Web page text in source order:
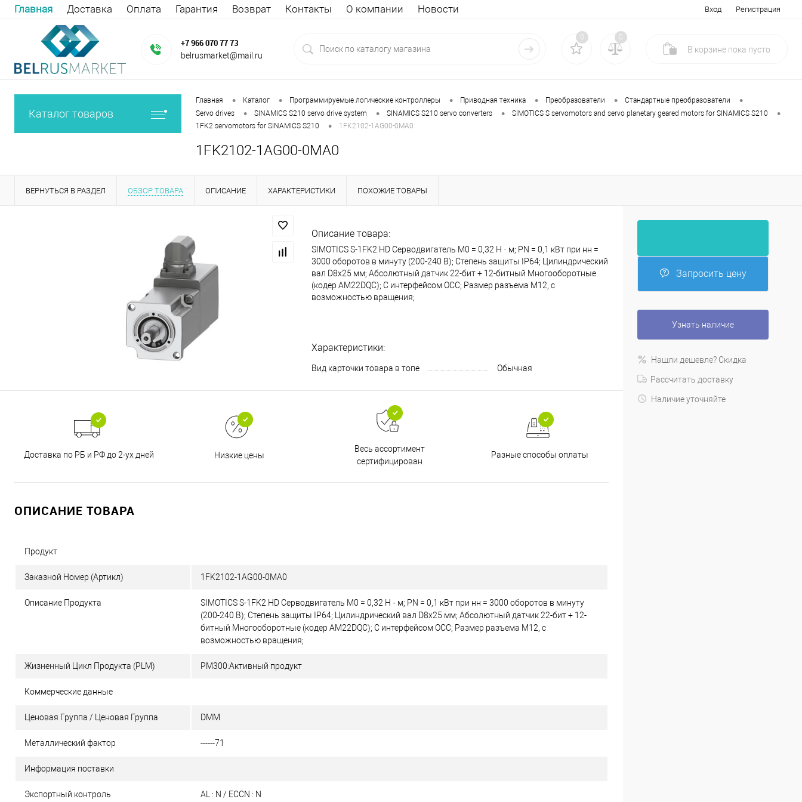
Главная Доставка Оплата Гарантия Возврат Контакты О компании Новости Вход Регистрация
+7 966 070 77 73
belrusmarket@mail.ru
0 0
В корзине пока пусто
Каталог товаров
Главная • Каталог • Программируемые логические контроллеры • Приводная техника • Преобразователи • Стандартные преобразователи •
Servo drives • SINAMICS S210 servo drive system • SINAMICS S210 servo converters • SIMOTICS S servomotors and servo planetary geared motors for SINAMICS S210 •
1FK2 servomotors for SINAMICS S210 • 1FK2102-1AG00-0MA0
1FK2102-1AG00-0MA0
ВЕРНУТЬСЯ В РАЗДЕЛ ОБЗОР ТОВАРА ОПИСАНИЕ ХАРАКТЕРИСТИКИ ПОХОЖИЕ ТОВАРЫ
Описание товара:
SIMOTICS S-1FK2 HD Серводвигатель М0 = 0,32 Н · м; PN = 0,1 кВт при нн =
3000 оборотов в минуту (200-240 В); Степень защиты IP64; Цилиндрический
вал D8x25 мм; Абсолютный датчик 22-бит + 12-битный Многооборотные
(кодер AM22DQC); С интерфейсом OCC; Размер разъема M12, с
возможностью вращения;
Характеристики:
Вид карточки товара в топе Обычная
Доставка по РБ и РФ до 2-ух дней Низкие цены
Весь ассортимент
сертифицирован
Разные способы оплаты
ОПИСАНИЕ ТОВАРА
Продукт
Заказной Номер (Артикл) 1FK2102-1AG00-0MA0
Описание Продукта
SIMOTICS S-1FK2 HD Серводвигатель М0 = 0,32 Н · м; PN = 0,1 кВт при нн = 3000 оборотов в минуту
(200-240 В); Степень защиты IP64; Цилиндрический вал D8x25 мм; Абсолютный датчик 22-бит + 12-
битный Многооборотные (кодер AM22DQC); С интерфейсом OCC; Размер разъема M12, с
возможностью вращения;
Жизненный Цикл Продукта (PLM) PM300:Активный продукт
Коммерческие данные
Ценовая Группа / Ценовая Группа DMM
Металлический фактор ------71
Информация поставки
Экспортный контроль AL : N / ECCN : N
Запросить цену
Узнать наличие
Нашли дешевле? Скидка
Рассчитать доставку
Наличие уточняйте